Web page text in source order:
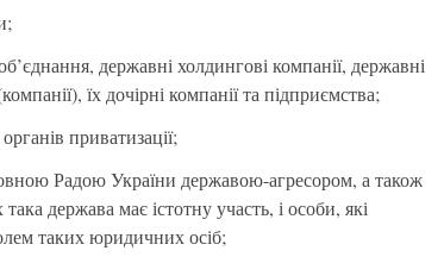
державні холдингові компанії, державні
їх дочірні компанії та підприємства;
приватизації;
Радою України державою-агресором, а також
держава має істотну участь, і особи, які
таких юридичних осіб;